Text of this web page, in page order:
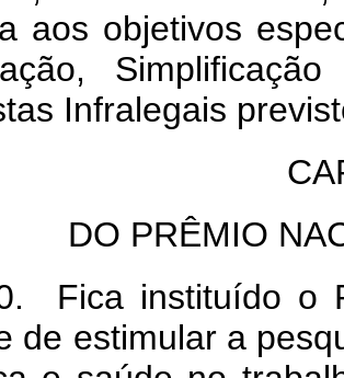
aos objetivos
Infralegais
DO PRÊMIO
Fica instituído o
de estimular a